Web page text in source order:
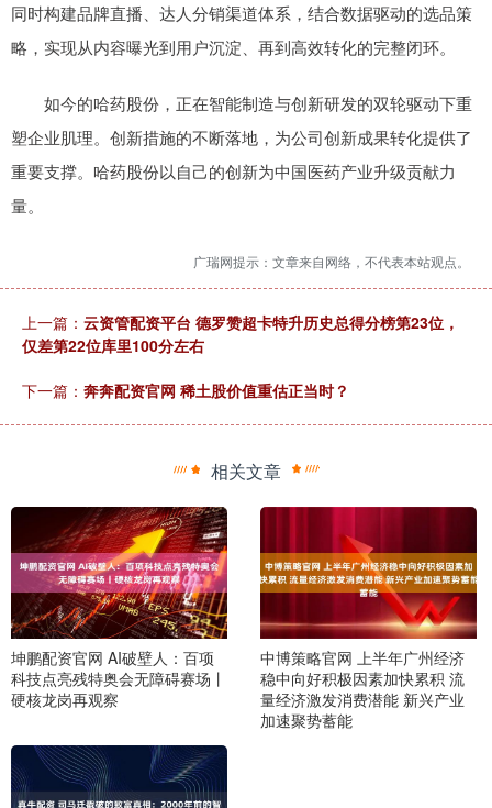
同时构建品牌直播、达人分销渠道体系，结合数据驱动的选品策
略，实现从内容曝光到用户沉淀、再到高效转化的完整闭环。
如今的哈药股份，正在智能制造与创新研发的双轮驱动下重
塑企业肌理。创新措施的不断落地，为公司创新成果转化提供了
重要支撑。哈药股份以自己的创新为中国医药产业升级贡献力
量。
广瑞网提示：文章来自网络，不代表本站观点。
上一篇： 云资管配资平台 德罗赞超卡特升历史总得分榜第23位，
仅差第22位库里100分左右
下一篇： 奔奔配资官网 稀土股价值重估正当时？
相关文章
坤鹏配资官网 AI破壁人：百项
科技点亮残特奥会无障碍赛场丨
硬核龙岗再观察
中博策略官网 上半年广州经济
稳中向好积极因素加快累积 流
量经济激发消费潜能 新兴产业
加速聚势蓄能